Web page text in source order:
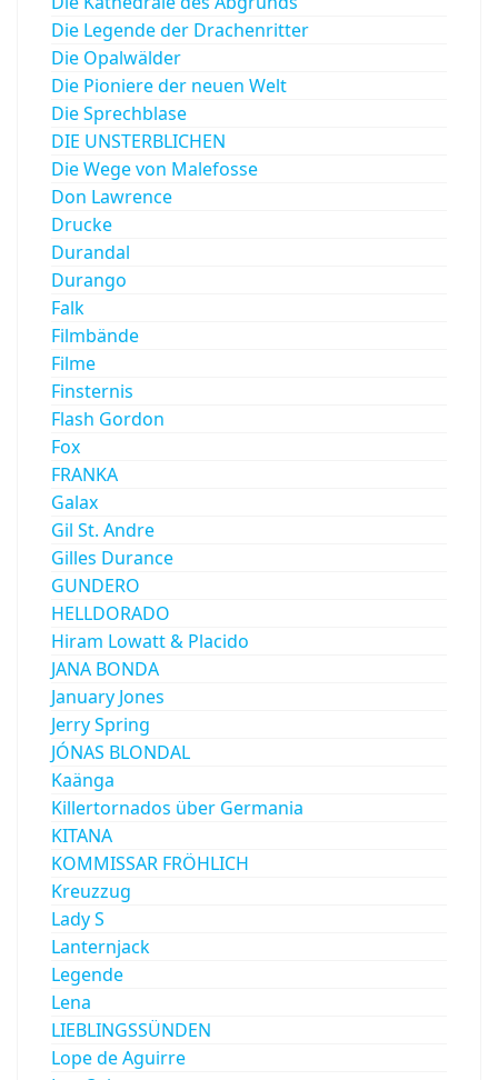
Die Legende der Drachenritter
Die Opalwälder
Die Pioniere der neuen Welt
Die Sprechblase
DIE UNSTERBLICHEN
Die Wege von Malefosse
Don Lawrence
Drucke
Durandal
Durango
Falk
Filmbände
Filme
Finsternis
Flash Gordon
Fox
FRANKA
Galax
Gil St. Andre
Gilles Durance
GUNDERO
HELLDORADO
Hiram Lowatt & Placido
JANA BONDA
January Jones
Jerry Spring
JÓNAS BLONDAL
Kaänga
Killertornados über Germania
KITANA
KOMMISSAR FRÖHLICH
Kreuzzug
Lady S
Lanternjack
Legende
Lena
LIEBLINGSSÜNDEN
Lope de Aguirre